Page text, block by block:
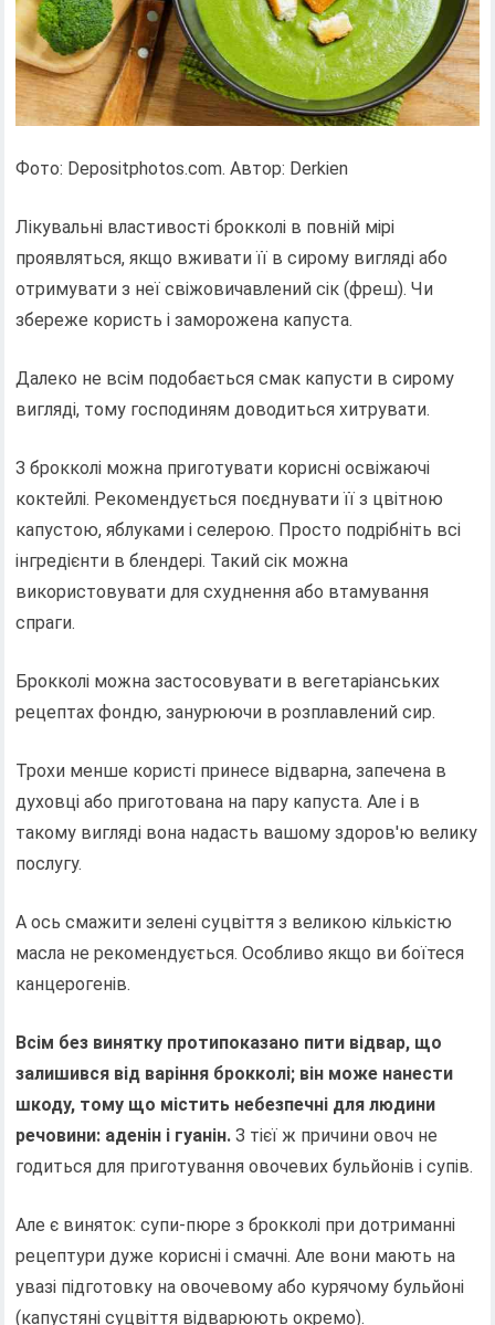
Фото: Depositphotos.com. Автор: Derkien
Лікувальні властивості брокколі в повній мірі
проявляться, якщо вживати її в сирому вигляді або
отримувати з неї свіжовичавлений сік (фреш). Чи
збереже користь і заморожена капуста.
Далеко не всім подобається смак капусти в сирому
вигляді, тому господиням доводиться хитрувати.
З брокколі можна приготувати корисні освіжаючі
коктейлі. Рекомендується поєднувати її з цвітною
капустою, яблуками і селерою. Просто подрібніть всі
інгредієнти в блендері. Такий сік можна
використовувати для схуднення або втамування
спраги.
Брокколі можна застосовувати в вегетаріанських
рецептах фондю, занурюючи в розплавлений сир.
Трохи менше користі принесе відварна, запечена в
духовці або приготована на пару капуста. Але і в
такому вигляді вона надасть вашому здоров'ю велику
послугу.
А ось смажити зелені суцвіття з великою кількістю
масла не рекомендується. Особливо якщо ви боїтеся
канцерогенів.
Всім без винятку протипоказано пити відвар, що
залишився від варіння брокколі; він може нанести
шкоду, тому що містить небезпечні для людини
речовини: аденін і гуанін. З тієї ж причини овоч не
годиться для приготування овочевих бульйонів і супів.
Але є виняток: супи-пюре з брокколі при дотриманні
рецептури дуже корисні і смачні. Але вони мають на
увазі підготовку на овочевому або курячому бульйоні
(капустяні суцвіття відварюють окремо).